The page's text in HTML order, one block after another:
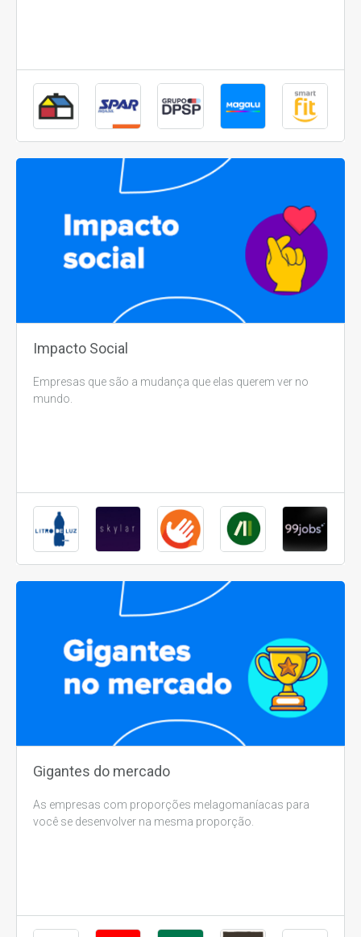
Impacto Social
Empresas que são a mudança que elas querem ver no
mundo.
Gigantes do mercado
As empresas com proporções melagomaníacas para
você se desenvolver na mesma proporção.